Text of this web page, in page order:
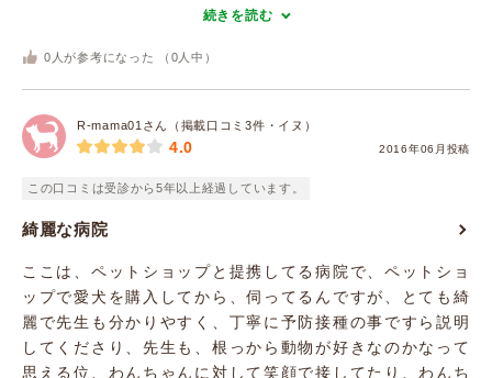
続きを読む
0 人が参考になった （ 0 人中）
R-mama01さん（掲載口コミ3件・イヌ）
2016年06月投稿
4.0
この口コミは受診から5年以上経過しています。
綺麗な病院
ここは、ペットショップと提携してる病院で、ペットショ
ップで愛犬を購入してから、伺ってるんですが、とても綺
麗で先生も分かりやすく、丁寧に予防接種の事ですら説明
してくださり、先生も、根っから動物が好きなのかなって
思える位、わんちゃんに対して笑顔で接してたり、わんち